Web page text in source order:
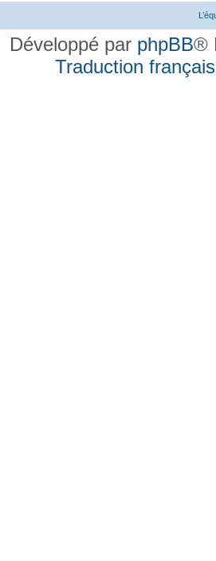
Développé par phpBB®
Traduction